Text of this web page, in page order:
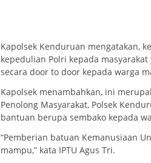
Kapolsek Kenduruan mengatakan,
kepedulian Polri kepada
secara door to door kepada warga
Kapolsek menambahkan, ini
Penolong Masyarakat, Polsek
bantuan berupa sembako kepada
“Pemberian batuan Kemanusiaan
mampu,” kata IPTU Agus Tri.